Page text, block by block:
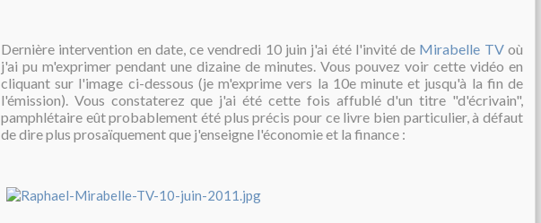
Dernière intervention en date, ce vendredi 10 juin j'ai été l'invité de Mirabelle TVoù
j'ai pu m'exprimer pendant une dizaine de minutes. Vous pouvez voir cette vidéo en
cliquant sur l'image ci-dessous (je m'exprime vers la 10e minute et jusqu'à la fin de
l'émission). Vous constaterez que j'ai été cette fois affublé d'un titre "d'écrivain",
pamphlétaire eût probablement été plus précis pour ce livre bien particulier, à défaut
de dire plus prosaïquement que j'enseigne l'économie et la finance :